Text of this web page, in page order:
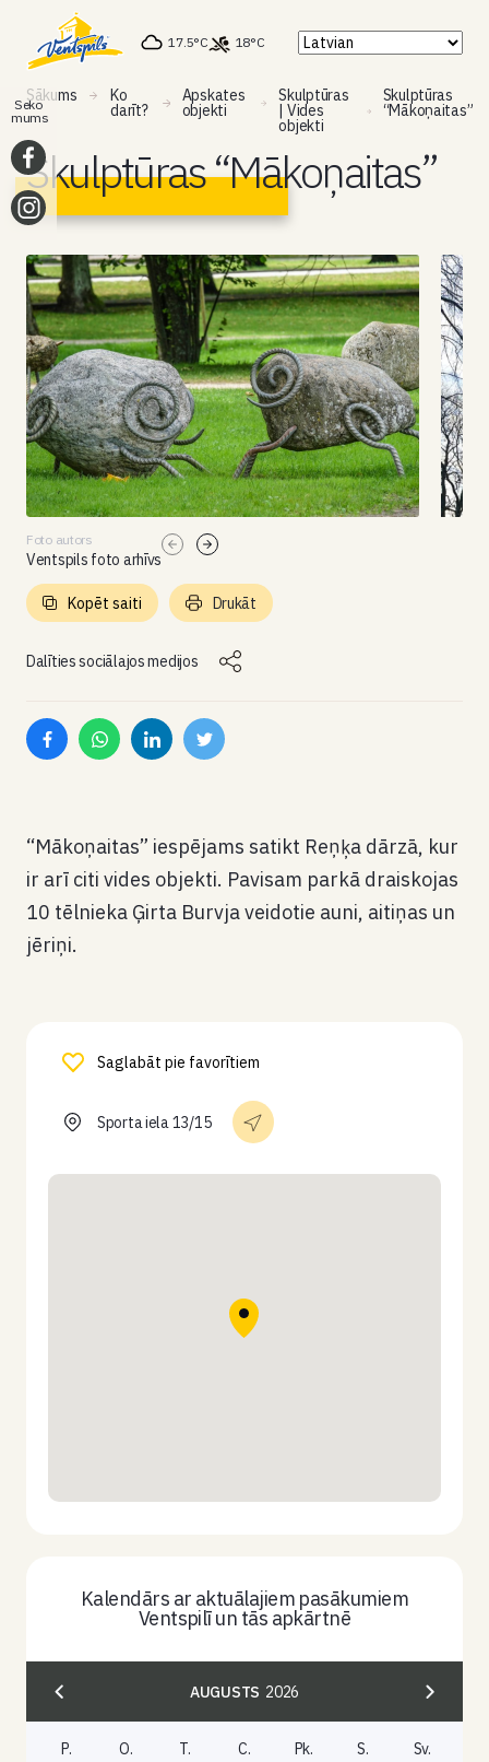
17.5°C 18°C
Sākums Ko
darīt?
Apskates
objekti
Skulptūras
| Vides
objekti
Skulptūras
“Mākoņaitas”
Skulptūras “Mākoņaitas”
Foto autors
Ventspils foto arhīvs
Dalīties sociālajos medijos
Kopēt saiti Drukāt
“Mākoņaitas” iespējams satikt Reņķa dārzā, kur
ir arī citi vides objekti. Pavisam parkā draiskojas
10 tēlnieka Ģirta Burvja veidotie auni, aitiņas un
jēriņi.
Saglabāt pie favorītiem
Sporta iela 13/15
Kalendārs ar aktuālajiem pasākumiem
Ventspilī un tās apkārtnē
AUGUSTS 2026
P. O. T. C. Pk. S. Sv.
Seko
mums